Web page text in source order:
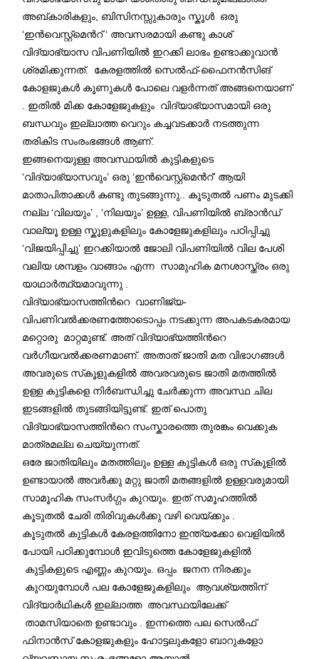
അബ്കാരികളും, ബിസിനസ്സുകാരും സ്കൂള്‍ ഒരു
‘ഇൻവെസ്റ്റ്‌മെന്‍റ് ‘ അവസരമായി കണ്ടു കാശ്
വിദ്യാഭ്യാസ വിപണിയിൽ ഇറക്കി ലാഭം ഉണ്ടാക്കുവാൻ
ശ്രമിക്കുന്നത്. കേരളത്തിൽ സെൽഫ്-ഫൈനൻസിങ്
കോളജുകൾ കൂണുകൾ പോലെ വളർന്നത് അങ്ങനെയാണ്
. ഇതിൽ മിക്ക കോളേജുകളും വിദ്യാഭ്യാസമായി ഒരു
ബന്ധവും ഇല്ലാത്ത വെറും കച്ചവടക്കാർ നടത്തുന്ന
തരികിട സംരംഭങ്ങൾ ആണ്.
ഇങ്ങനെയുള്ള അവസ്ഥയിൽ കുട്ടികളുടെ
‘വിദ്യാഭ്യാസവും’ ഒരു ‘ഇൻവെസ്റ്റ്‌മെന്‍റ്’ ആയി
മാതാപിതാക്കൾ കണ്ടു തുടങ്ങുന്നു.. കൂടുതൽ പണം മുടക്കി
നല്ല ‘വിലയും’ , ‘നിലയും’ ഉള്ള, വിപണിയിൽ ബ്രാൻഡ്
വാല്യൂ ഉള്ള സ്കൂളുകളിലും കോളേജുകളിലും പഠിപ്പിച്ചു
‘വിജയിപ്പിച്ചു’ ഇറക്കിയാൽ ജോലി വിപണിയിൽ വില പേശി
വലിയ ശമ്പളം വാങ്ങാം എന്ന സാമുഹിക മനശാസ്ത്രം ഒരു
യാഥാര്‍ത്ഥ്യമാവുന്നു .
വിദ്യാഭ്യാസത്തിന്‍റെ വാണിജ്യ-
വിപണിവൽക്കരണത്തോടൊപ്പം നടക്കുന്ന അപകടകരമായ
മറ്റൊരു മാറ്റമുണ്ട്. അത് വിദ്യാഭ്യത്തിന്‍റെ
വർഗീയവല്‍ക്കരണമാണ്. അതാത് ജാതി മത വിഭാഗങ്ങൾ
അവരുടെ സ്‌കൂളുകളിൽ അവരവരുടെ ജാതി മതത്തിൽ
ഉള്ള കുട്ടികളെ നിർബന്ധിച്ചു ചേർക്കുന്ന അവസ്ഥ ചില
ഇടങ്ങളിൽ തുടങ്ങിയിട്ടുണ്ട്. ഇത് പൊതു
വിദ്യാഭ്യാസത്തിന്‍റെ സംസ്കാരത്തെ തുരങ്കം വെക്കുക
മാത്രമല്ല ചെയ്യുന്നത്.
ഒരേ ജാതിയിലും മതത്തിലും ഉള്ള കുട്ടികൾ ഒരു സ്‌കൂളിൽ
ഉണ്ടായാൽ അവർക്കു മറ്റു ജാതി മതങ്ങളിൽ ഉള്ളവരുമായി
സാമൂഹിക സംസർഗ്ഗം കുറയും. ഇത് സമൂഹത്തിൽ
കൂടുതൽ ചേരി തിരിവുകൾക്കു വഴി വെയ്ക്കും .
കൂടുതൽ കുട്ടികൾ കേരളത്തിനോ ഇന്ത്യക്കോ വെളിയിൽ
പോയി പഠിക്കുമ്പോൾ ഇവിടുത്തെ കോളേജുകളില്‍
കുട്ടികളുടെ എണ്ണം കുറയും. ഒപ്പം ജനന നിരക്കും
കുറയുമ്പോൾ പല കോളേജുകളിലും ആവശ്യത്തിന്
വിദ്യാർഥികൾ ഇല്ലാത്ത അവസ്ഥയിലേക്ക്
താമസിയാതെ ഉണ്ടാവും . ഇന്നത്തെ പല സെൽഫ്
ഫിനാൻസ് കോളജുകളും ഹോട്ടലുകളോ ബാറുകളോ